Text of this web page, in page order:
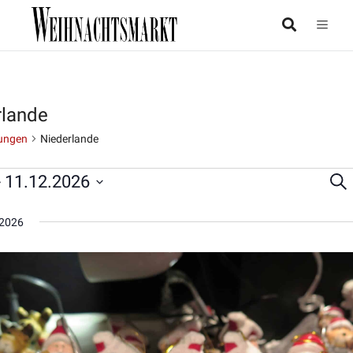
Niederlande
11.12.2026